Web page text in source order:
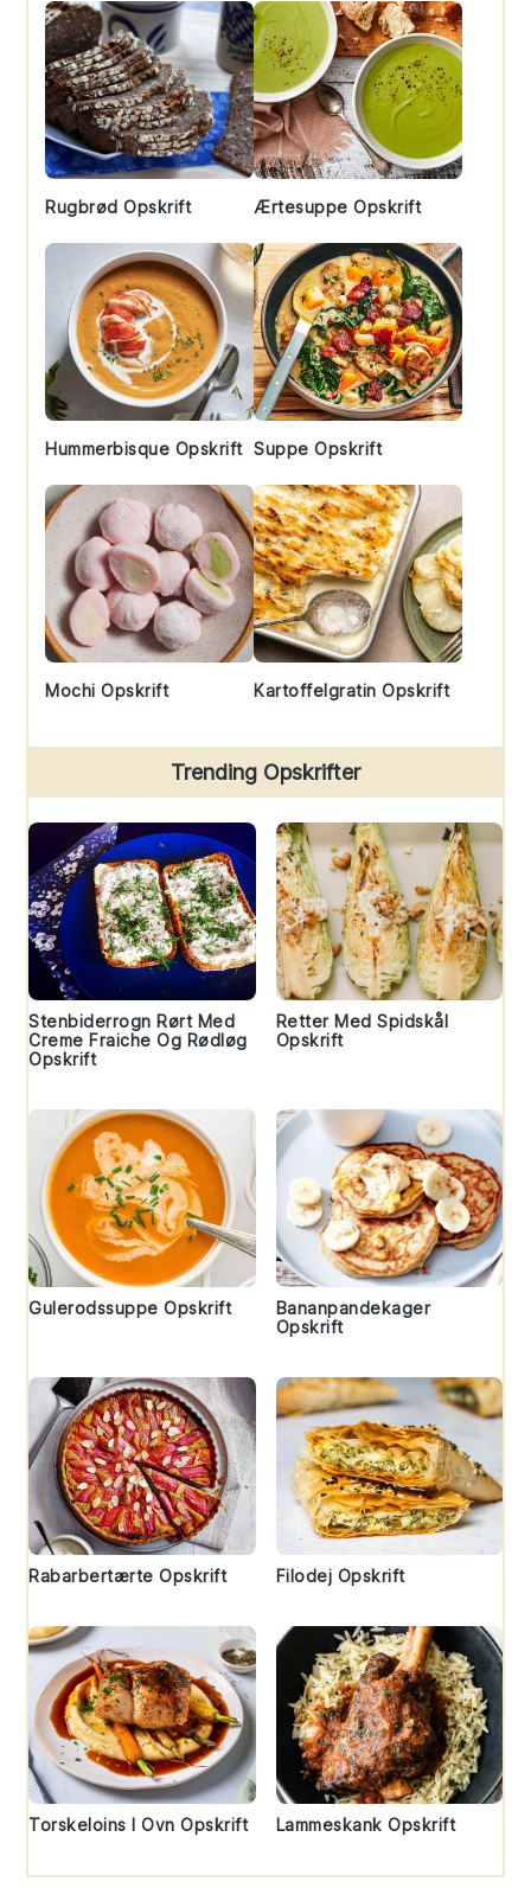
Rugbrød Opskrift Ærtesuppe Opskrift
Hummerbisque Opskrift Suppe Opskrift
Mochi Opskrift Kartoffelgratin Opskrift
Trending Opskrifter
Stenbiderrogn Rørt Med
Creme Fraiche Og Rødløg
Opskrift
Retter Med Spidskål
Opskrift
Gulerodssuppe Opskrift
Bananpandekager
Opskrift
Rabarbertærte Opskrift Filodej Opskrift
Torskeloins I Ovn Opskrift Lammeskank Opskrift